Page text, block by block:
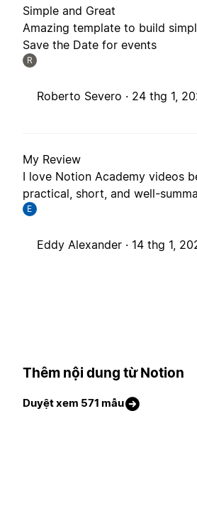
Simple and Great
Amazing template to build
Save the Date for events
R
Roberto Severo · 24 thg 1,
My Review
I love Notion Academy videos
practical, short, and well-
E
Eddy Alexander · 14 thg 1,
Thêm nội dung từ Notion
Duyệt xem 571 mẫu